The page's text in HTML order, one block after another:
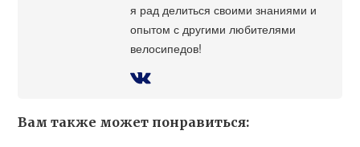
я рад делиться своими знаниями и
опытом с другими любителями
велосипедов!
Вам также может понравиться: